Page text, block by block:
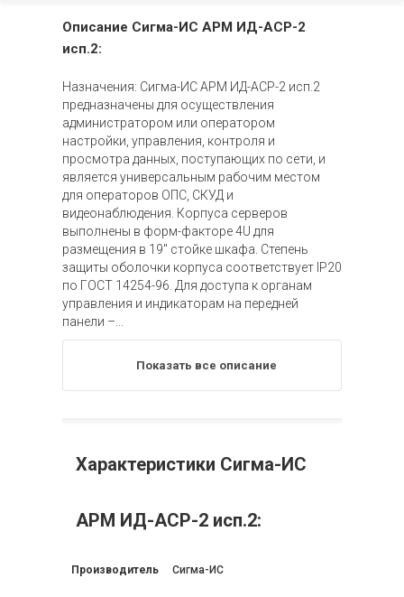
Описание Сигма-ИС АРМ ИД-АСР-2
исп.2:
Назначения: Сигма-ИС АРМ ИД-АСР-2 исп.2
предназначены для осуществления
администратором или оператором
настройки, управления, контроля и
просмотра данных, поступающих по сети, и
является универсальным рабочим местом
для операторов ОПС, СКУД и
видеонаблюдения. Корпуса серверов
выполнены в форм-факторе 4U для
размещения в 19" стойке шкафа. Степень
защиты оболочки корпуса соответствует IP20
по ГОСТ 14254-96. Для доступа к органам
управления и индикаторам на передней
панели –...
Показать все описание
Характеристики Сигма-ИС
АРМ ИД-АСР-2 исп.2:
Производитель Сигма-ИС